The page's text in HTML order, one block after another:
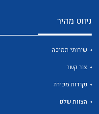
ניווט מהיר
שירותי תמיכה
צור קשר
נקודות מכירה
הצוות שלנו